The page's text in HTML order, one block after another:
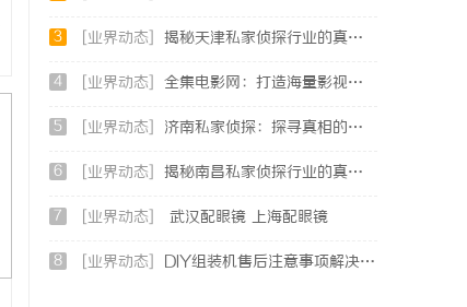
3 [业界动态] 揭秘天津私家侦探行业的真实面貌与服务优势
4 [业界动态] 全集电影网：打造海量影视资源的优质观影平台
5 [业界动态] 济南私家侦探：探寻真相的隐秘守护者
6 [业界动态] 揭秘南昌私家侦探行业的真实面貌与服务价值详解
7 [业界动态] 武汉配眼镜 上海配眼镜
8 [业界动态] DIY组装机售后注意事项解决方案